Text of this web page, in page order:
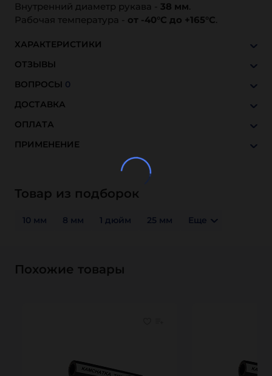
Внутренний диаметр рукава - 38 мм.
Рабочая температура - от -40°C до +165°C.
ХАРАКТЕРИСТИКИ
ОТЗЫВЫ
ВОПРОСЫ 0
ДОСТАВКА
ОПЛАТА
ПРИМЕНЕНИЕ
Товар из подборок
10 мм 8 мм 1 дюйм 25 мм Еще
Похожие товары